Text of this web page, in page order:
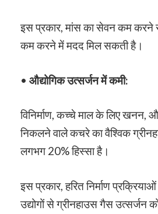
इस प्रकार, मांस का सेवन कम करने
कम करने में मदद मिल सकती है।
• औद्योगिक उत्सर्जन में कमी:
विनिर्माण, कच्चे माल के लिए खनन,
निकलने वाले कचरे का वैश्विक
लगभग 20% हिस्सा है।
इस प्रकार, हरित निर्माण
उद्योगों से ग्रीनहाउस गैस उत्सर्जन